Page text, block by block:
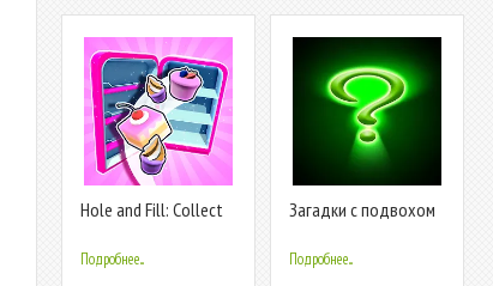
Hole and Fill: Collect
Подробнее...
Загадки с подвохом
Подробнее...